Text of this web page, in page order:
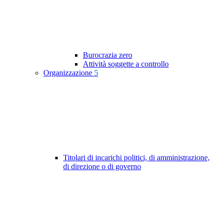
Burocrazia zero
Attività soggette a controllo
Organizzazione 5
Titolari di incarichi politici, di amministrazione,
di direzione o di governo